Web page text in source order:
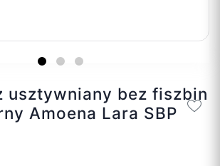
usztywniany bez fiszbin
Amoena Lara SBP